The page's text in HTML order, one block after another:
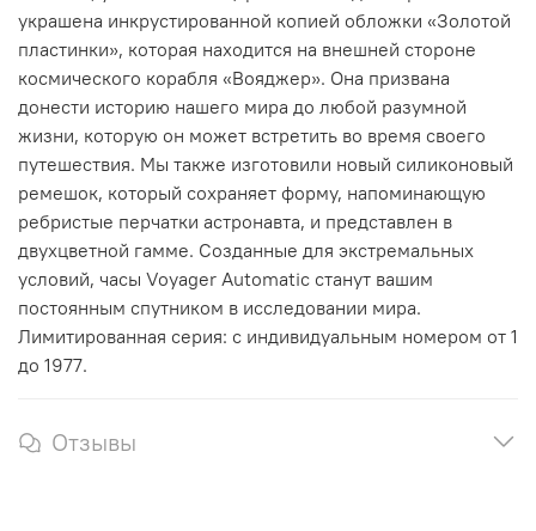
украшена инкрустированной копией обложки «Золотой
пластинки», которая находится на внешней стороне
космического корабля «Вояджер». Она призвана
донести историю нашего мира до любой разумной
жизни, которую он может встретить во время своего
путешествия. Мы также изготовили новый силиконовый
ремешок, который сохраняет форму, напоминающую
ребристые перчатки астронавта, и представлен в
двухцветной гамме. Созданные для экстремальных
условий, часы Voyager Automatic станут вашим
постоянным спутником в исследовании мира.
Лимитированная серия: с индивидуальным номером от 1
до 1977.
Отзывы